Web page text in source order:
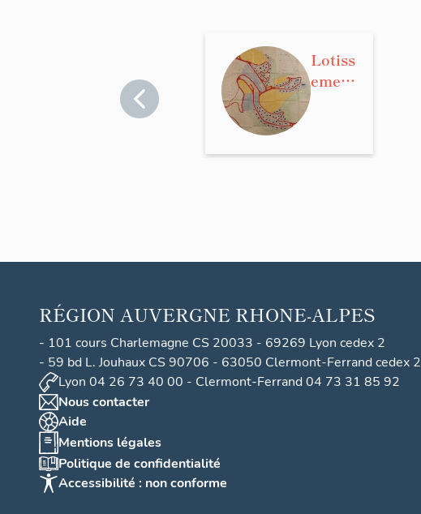
Lotiss
ement
conce
d
RÉGION AUVERGNE RHONE-ALPES
- 101 cours Charlemagne CS 20033 - 69269 Lyon cedex 2
- 59 bd L. Jouhaux CS 90706 - 63050 Clermont-Ferrand cedex 2
Lyon 04 26 73 40 00 - Clermont-Ferrand 04 73 31 85 92
Nous contacter
Aide
Mentions légales
Politique de confidentialité
Accessibilité : non conforme